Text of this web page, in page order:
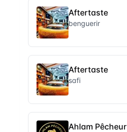
Aftertaste
benguerir
Aftertaste
safi
Ahlam Pêcheur